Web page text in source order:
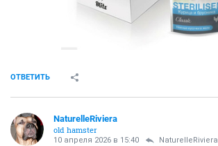
ОТВЕТИТЬ
NaturelleRiviera
old hamster
10 апреля 2026 в 15:40 NaturelleRiviera